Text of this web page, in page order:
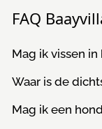
FAQ
Mag ik vissen
Waar is de
Mag ik een